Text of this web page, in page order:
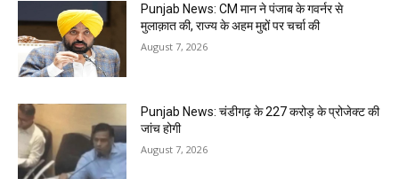
Punjab News: CM मान ने पंजाब के गवर्नर से
मुलाक़ात की, राज्य के अहम मुद्दों पर चर्चा की
August 7, 2026
Punjab News: चंडीगढ़ के ₹227 करोड़ के प्रोजेक्ट की
जांच होगी
August 7, 2026